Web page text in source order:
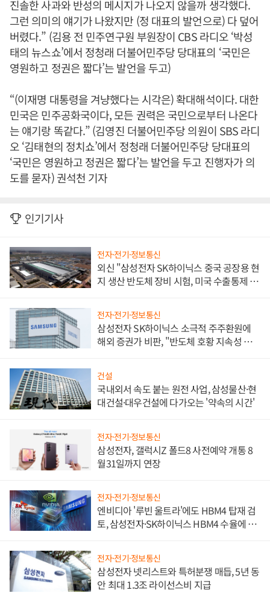
진솔한 사과와 반성의 메시지가 나오지 않을까 생각했다.
그런 의미의 얘기가 나왔지만 (정 대표의 발언으로) 다 덮어
버렸다.” (김용 전 민주연구원 부원장이 CBS 라디오 ‘박성
태의 뉴스쇼’에서 정청래 더불어민주당 당대표의 ‘국민은
영원하고 정권은 짧다’는 발언을 두고)
“(이재명 대통령을 겨냥했다는 시각은) 확대해석이다. 대한
민국은 민주공화국이다, 모든 권력은 국민으로부터 나온다
는 얘기랑 똑같다.” (김영진 더불어민주당 의원이 SBS 라디
오 ‘김태현의 정치쇼’에서 정청래 더불어민주당 당대표의
‘국민은 영원하고 정권은 짧다’는 발언을 두고 진행자가 의
도를 묻자) 권석천 기자
인기기사
전자·전기·정보통신
외신 "삼성전자 SK하이닉스 중국 공장용 현
지 생산 반도체 장비 시험, 미국 수출통제 대
전자·전기·정보통신
삼성전자 SK하이닉스 소극적 주주환원에
해외 증권가 비판, "반도체 호황 지속성 의
건설
국내외서 속도 붙는 원전 사업, 삼성물산·현
대건설·대우건설에 다가오는 '약속의 시간'
전자·전기·정보통신
삼성전자, 갤럭시Z 폴드8 사전예약 개통 8
월31일까지 연장
전자·전기·정보통신
엔비디아 '루빈 울트라'에도 HBM4 탑재 검
토, 삼성전자·SK하이닉스 HBM4 수율에 주
전자·전기·정보통신
삼성전자 넷리스트와 특허분쟁 매듭, 5년 동
안 최대 1.3조 라이선스비 지급